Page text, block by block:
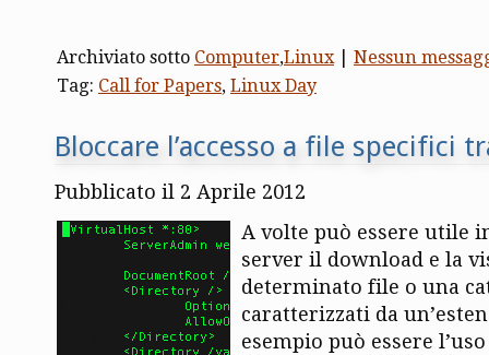
Archiviato sotto Computer,Linux| Nessun
Tag: Call for Papers, Linux Day
Bloccare l’accesso a file specifici
Pubblicato il 2 Aprile 2012
A volte può essere utile
server il download e la
determinato file o una
caratterizzati da
esempio può essere